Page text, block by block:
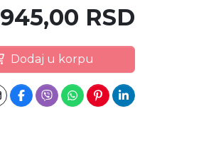
945,00 RSD
Dodaj u korpu